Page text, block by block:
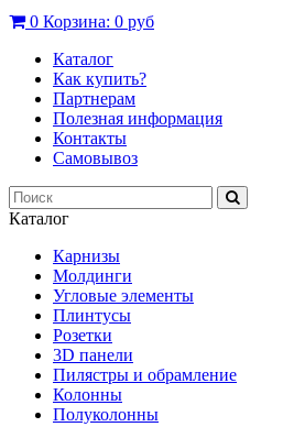
0 Корзина: 0 руб
Каталог
Как купить?
Партнерам
Полезная информация
Контакты
Самовывоз
Каталог
Карнизы
Молдинги
Угловые элементы
Плинтусы
Розетки
3D панели
Пилястры и обрамление
Колонны
Полуколонны